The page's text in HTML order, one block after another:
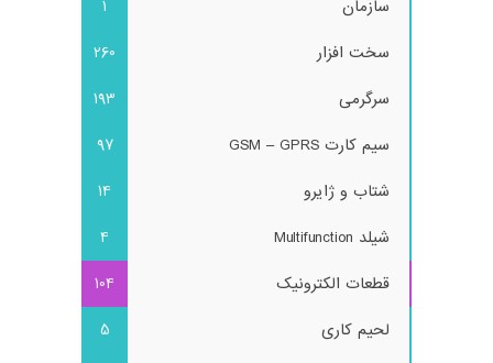
سازمان
1
سخت افزار
260
سرگرمی
193
سیم کارت GSM – GPRS
97
شتاب و ژایرو
14
شیلد Multifunction
4
قطعات الکترونیک
104
لحیم کاری
5